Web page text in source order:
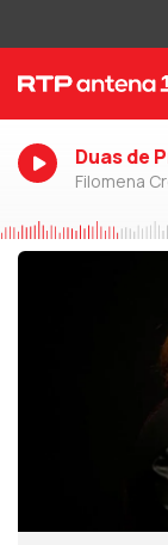
Duas de
Filomena